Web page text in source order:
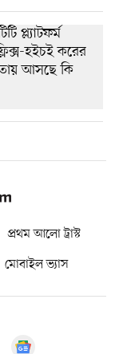
প্রথম আলো ট্রাস্ট
মোবাইল ভ্যাস